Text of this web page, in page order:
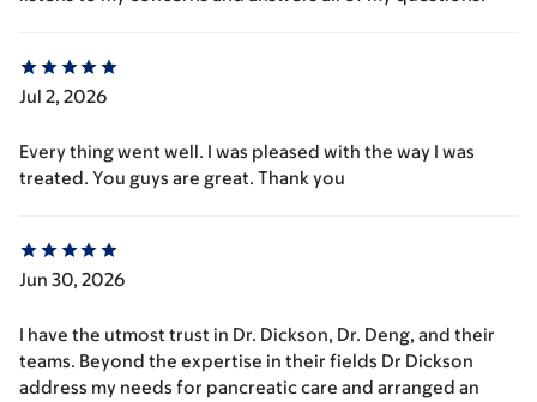
Jul 2, 2026
Every thing went well. I was pleased with the way I was
treated. You guys are great. Thank you
Jun 30, 2026
I have the utmost trust in Dr. Dickson, Dr. Deng, and their
teams. Beyond the expertise in their fields Dr Dickson
address my needs for pancreatic care and arranged an